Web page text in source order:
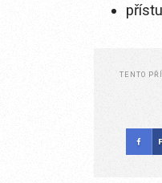
TENTO